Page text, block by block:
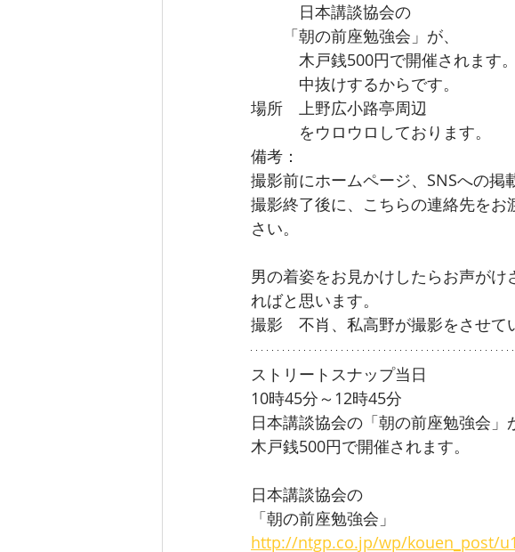
日本講談協会の
「朝の前座勉強会」が、
木戸銭500円で開催されます。
中抜けするからです。
場所　上野広小路亭周辺
をウロウロしております。
備考：
撮影前にホームページ、SNSへの掲
撮影終了後に、こちらの連絡先を
さい。
男の着姿をお見かけしたらお声が
ればと思います。
撮影　不肖、私高野が撮影をさせて
ストリートスナップ当日
10時45分～12時45分
日本講談協会の「朝の前座勉強会」
木戸銭500円で開催されます。
日本講談協会の
「朝の前座勉強会」
http://ntgp.co.jp/wp/kouen_post/